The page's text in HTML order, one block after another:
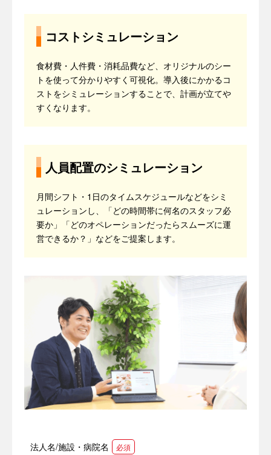
コストシミュレーション
食材費・人件費・消耗品費など、オリジナルのシー
トを使って分かりやすく可視化。導入後にかかるコ
ストをシミュレーションすることで、計画が立てや
すくなります。
人員配置のシミュレーション
月間シフト・1日のタイムスケジュールなどをシミ
ュレーションし、「どの時間帯に何名のスタッフ必
要か」「どのオペレーションだったらスムーズに運
営できるか？」などをご提案します。
法人名/施設・病院名 必須